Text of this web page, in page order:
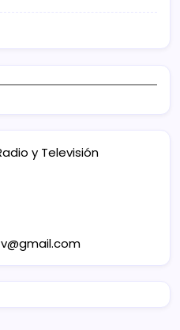
y Televisión